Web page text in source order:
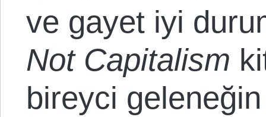
ve gayet iyi
Not Capitalism
bireyci